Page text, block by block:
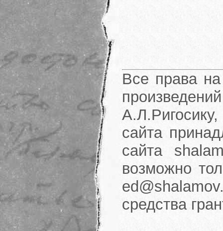
Все права на
сайта
сайта
возможно
средства